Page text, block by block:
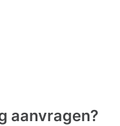
aanvragen?